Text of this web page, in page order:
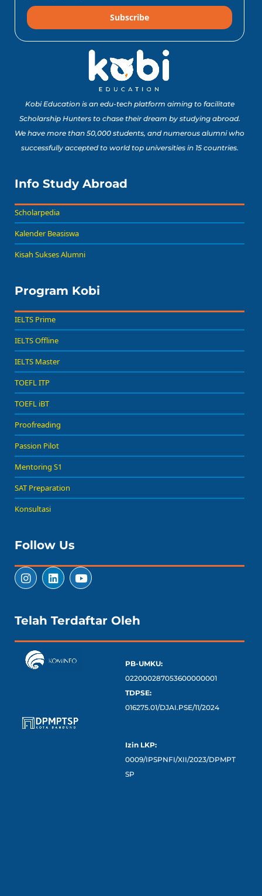
Subscribe
Kobi Education is an edu-tech platform aiming to facilitate
Scholarship Hunters to chase their dream by studying abroad.
We have more than 50,000 students, and numerous alumni who
successfully accepted to world top universities in 15 countries.
Info Study Abroad
Scholarpedia
Kalender Beasiswa
Kisah Sukses Alumni
Program Kobi
IELTS Prime
IELTS Offline
IELTS Master
TOEFL ITP
TOEFL iBT
Proofreading
Passion Pilot
Mentoring S1
SAT Preparation
Konsultasi
Follow Us
Telah Terdaftar Oleh
PB-UMKU:
022000287053600000001
TDPSE:
016275.01/DJAI.PSE/11/2024
Izin LKP:
0009/IPSPNFI/XII/2023/DPMPT
SP